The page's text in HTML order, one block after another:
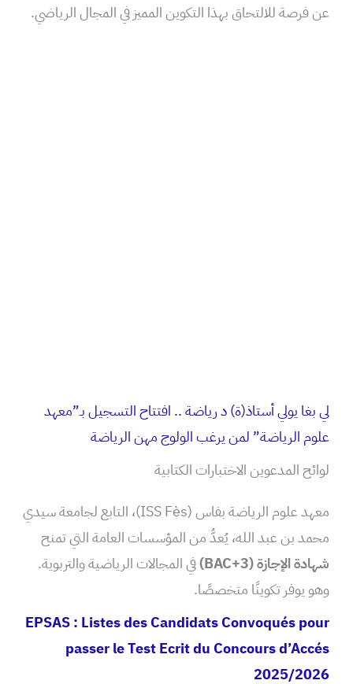
عن فرصة للالتحاق بهذا التكوين المميز في المجال الرياضي.
لي بغا يولي أستاذ(ة) د رياضة .. افتتاح التسجيل بـ”معهد
علوم الرياضة” لمن يرغب الولوج مهن الرياضة
لوائح المدعوين الاختبارات الكتابية
معهد علوم الرياضة بفاس (ISS Fès)، التابع لجامعة سيدي
محمد بن عبد الله، يُعدُّ من المؤسسات العامة التي تمنح
شهادة الإجازة (BAC+3)
في المجالات الرياضية والتربوية.
وهو يوفر تكوينًا متخصصًا.
EPSAS : Listes des Candidats Convoqués pour
passer le Test Ecrit du Concours d’Accés
2025/2026